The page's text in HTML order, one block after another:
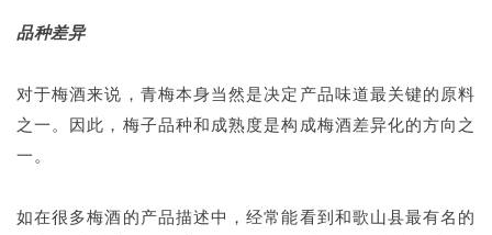
品种差异
对于梅酒来说，青梅本身当然是决定产品味道最关键的原料
之一。因此，梅子品种和成熟度是构成梅酒差异化的方向之
一。
如在很多梅酒的产品描述中，经常能看到和歌山县最有名的